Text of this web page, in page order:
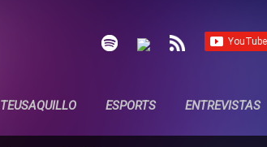
TEUSAQUILLO ESPORTS ENTREVISTAS